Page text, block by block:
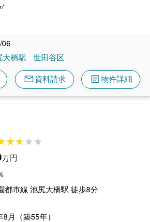
大橋駅 世田谷区
mail資料請求 article物件詳細
万円
都市線 池尻大橋駅 徒歩8分
月（築55年）